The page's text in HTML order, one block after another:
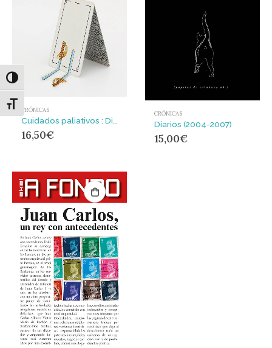
Alternar alto contraste
Alternar tamaño de letra
CRÓNICAS
16,50€
CRÓNICAS
Diarios (2004-2007)
15,00€